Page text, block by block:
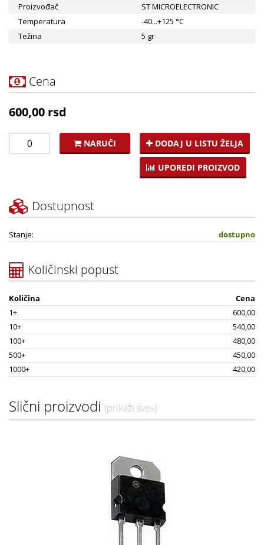
Proizvođač
ST MICROELECTRONIC
Temperatura
-40...+125 °C
Težina
5 gr
Cena
600,00 rsd
NARUČI DODAJ U LISTU ŽELJA
UPOREDI PROIZVOD
Dostupnost
Stanje: dostupno
Količinski popust
Količina
Cena
1+
600,00
10+
540,00
100+
480,00
500+
450,00
1000+
420,00
Slični proizvodi (prikaži sve»)